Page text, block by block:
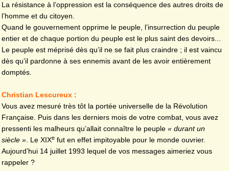
La résistance à l’oppression est la conséquence des autres droits de
l’homme et du citoyen.
Quand le gouvernement opprime le peuple, l’insurrection du peuple
entier et de chaque portion du peuple est le plus saint des devoirs...
Le peuple est méprisé dès qu’il ne se fait plus craindre ; il est vaincu
dès qu’il pardonne à ses ennemis avant de les avoir entièrement
domptés.
Christian Lescureux :
Vous avez mesuré très tôt la portée universelle de la Révolution
Française. Puis dans les derniers mois de votre combat, vous avez
pressenti les malheurs qu’allait connaître le peuple « durant un
siècle » . Le XIXe fut en effet impitoyable pour le monde ouvrier.
Aujourd’hui 14 juillet 1993 lequel de vos messages aimeriez vous
rappeler ?